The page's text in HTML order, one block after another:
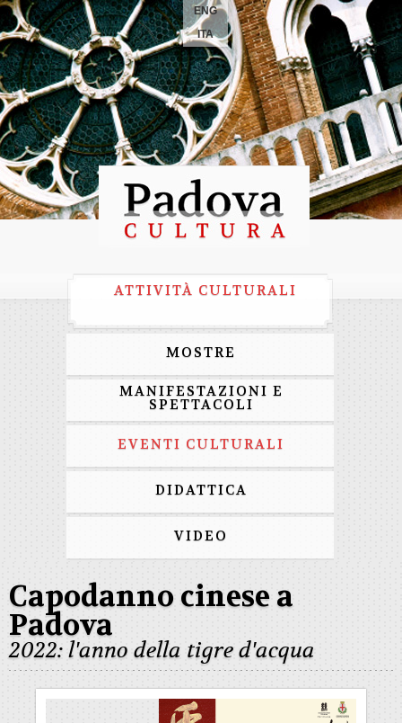
ENG
ITA
ATTIVITÀ CULTURALI
MOSTRE
MANIFESTAZIONI E
SPETTACOLI
EVENTI CULTURALI
DIDATTICA
VIDEO
Capodanno cinese a
Padova
2022: l'anno della tigre d'acqua